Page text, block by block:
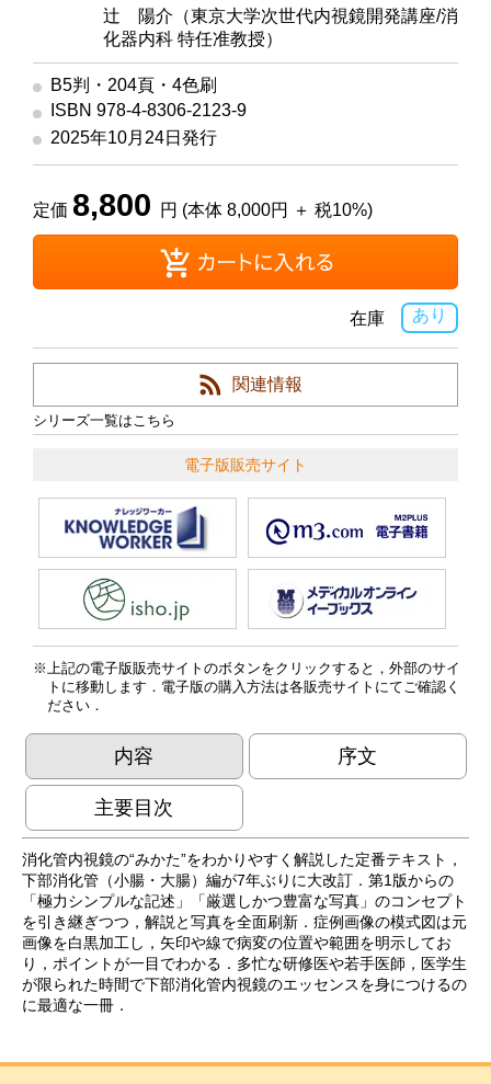
辻 陽介（東京大学次世代内視鏡開発講座/消
化器内科 特任准教授）
B5判・204頁・4色刷
ISBN 978-4-8306-2123-9
2025年10月24日発行
定価 8,800 円 (本体 8,000円 ＋ 税10%)
あり
在庫
関連情報
シリーズ一覧はこちら
電子版販売サイト
上記の電子版販売サイトのボタンをクリックすると，外部のサイ
トに移動します．電子版の購入方法は各販売サイトにてご確認く
ださい．
内容 序文
主要目次
消化管内視鏡の“みかた”をわかりやすく解説した定番テキスト，
下部消化管（小腸・大腸）編が7年ぶりに大改訂．第1版からの
「極力シンプルな記述」「厳選しかつ豊富な写真」のコンセプト
を引き継ぎつつ，解説と写真を全面刷新．症例画像の模式図は元
画像を白黒加工し，矢印や線で病変の位置や範囲を明示してお
り，ポイントが一目でわかる．多忙な研修医や若手医師，医学生
が限られた時間で下部消化管内視鏡のエッセンスを身につけるの
に最適な一冊．